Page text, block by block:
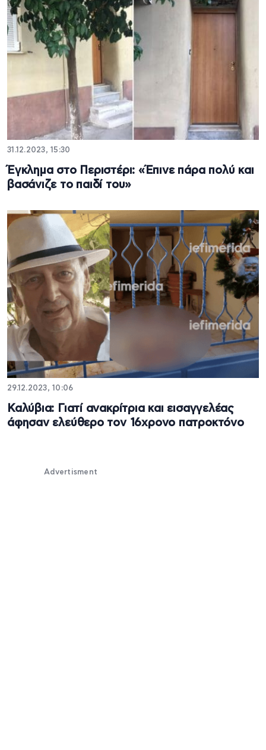
31.12.2023, 15:30
Έγκλημα στο Περιστέρι: «Έπινε πάρα πολύ και
βασάνιζε το παιδί του»
29.12.2023, 10:06
Καλύβια: Γιατί ανακρίτρια και εισαγγελέας
άφησαν ελεύθερο τον 16χρονο πατροκτόνο
Advertisment